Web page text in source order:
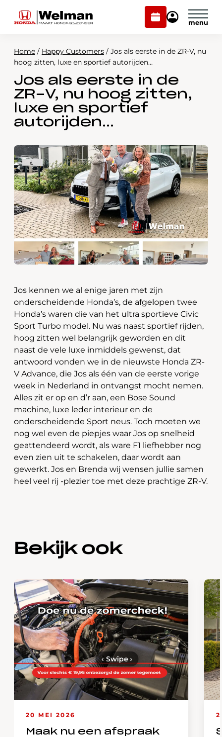
Plan
onderhoud
Mijn
Modellen
Voorraad
Onderhoud en service
Webshop
Contact
Plan onderhoud
Mijn Honda Welman
Home / Happy Customers / Jos als eerste in de ZR-V, nu
hoog zitten, luxe en sportief autorijden…
Jos als eerste in de
ZR-V, nu hoog zitten,
luxe en sportief
autorijden…
Jos kennen we al enige jaren met zijn
onderscheidende Honda’s, de afgelopen twee
Honda’s waren die van het ultra sportieve Civic
Sport Turbo model. Nu was naast sportief rijden,
hoog zitten wel belangrijk geworden en dit
naast de vele luxe inmiddels gewenst, dat
antwoord vonden we in de nieuwste Honda ZR-
V Advance, die Jos als één van de eerste vorige
week in Nederland in ontvangst mocht nemen.
Alles zit er op en d’r aan, een Bose Sound
machine, luxe leder interieur en de
onderscheidende Sport neus. Toch moeten we
nog wel even de piepjes waar Jos op snelheid
geattendeerd wordt, als ware F1 liefhebber nog
even zien uit te schakelen, daar wordt aan
gewerkt. Jos en Brenda wij wensen jullie samen
heel veel rij -plezier toe met deze prachtige ZR-V.
Bekijk ook
20 MEI 2026
Maak nu een afspraak
‹ Swipe›